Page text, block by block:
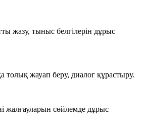
жазу, тыныс белгілерін дұрыс
толық жауап беру, диалог құрастыру.
жалғауларын сөйлемде дұрыс